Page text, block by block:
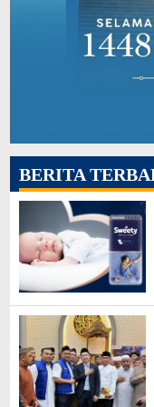
BERITA